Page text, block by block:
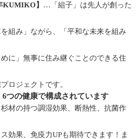
KUMIKO】 …「組子」は先人が創った
組み」ながら、「平和な未来を組み
めに」無事に住み継ぐことのできる住
ロジェクトです。
つの健康で構成されています
材の持つ調湿効果、断熱性、抗菌作
効果、免疫力UPも期待できます！ま